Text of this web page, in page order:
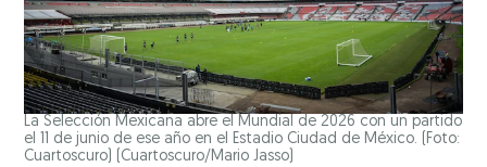
La Selección Mexicana abre el Mundial de 2026 con un partido
el 11 de junio de ese año en el Estadio Ciudad de México. (Foto:
Cuartoscuro) (Cuartoscuro/Mario Jasso)